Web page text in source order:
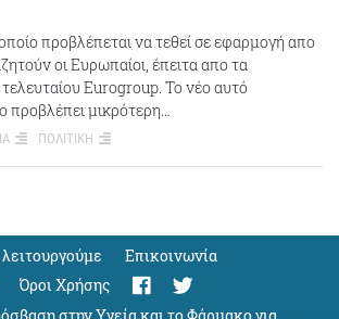
προβλέπεται να τεθεί σε εφαρμογή απο
οι Ευρωπαίοι, έπειτα απο τα
Eurogroup. Το νέο αυτό
προβλέπει μικρότερη…
ΠΟΛΙΤΙΚΗ
Eπικοινωνία
Όροι Χρήσης